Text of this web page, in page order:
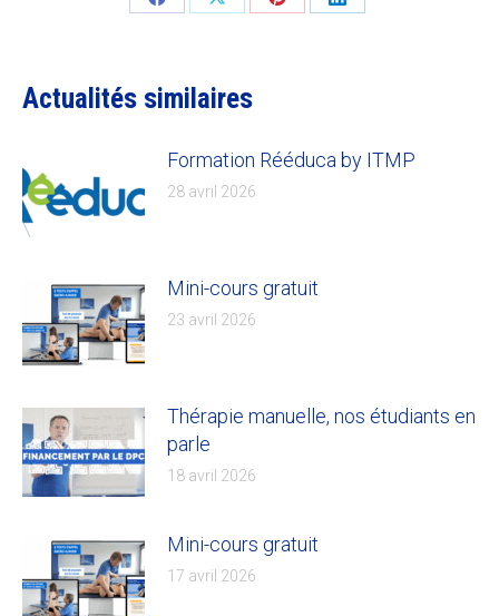
Share
Share
Share
Share
Actualités similaires
Formation Rééduca by ITMP
28 avril 2026
Mini-cours gratuit
23 avril 2026
Thérapie manuelle, nos étudiants en
parle
18 avril 2026
Mini-cours gratuit
17 avril 2026